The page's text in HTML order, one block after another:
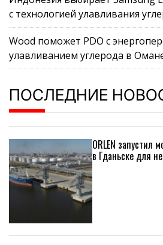
с технологией улавливания
Wood поможет PDO с
улавливанием углерода в
ПОСЛЕДНИЕ
ORLEN запустил
в Гданьске для